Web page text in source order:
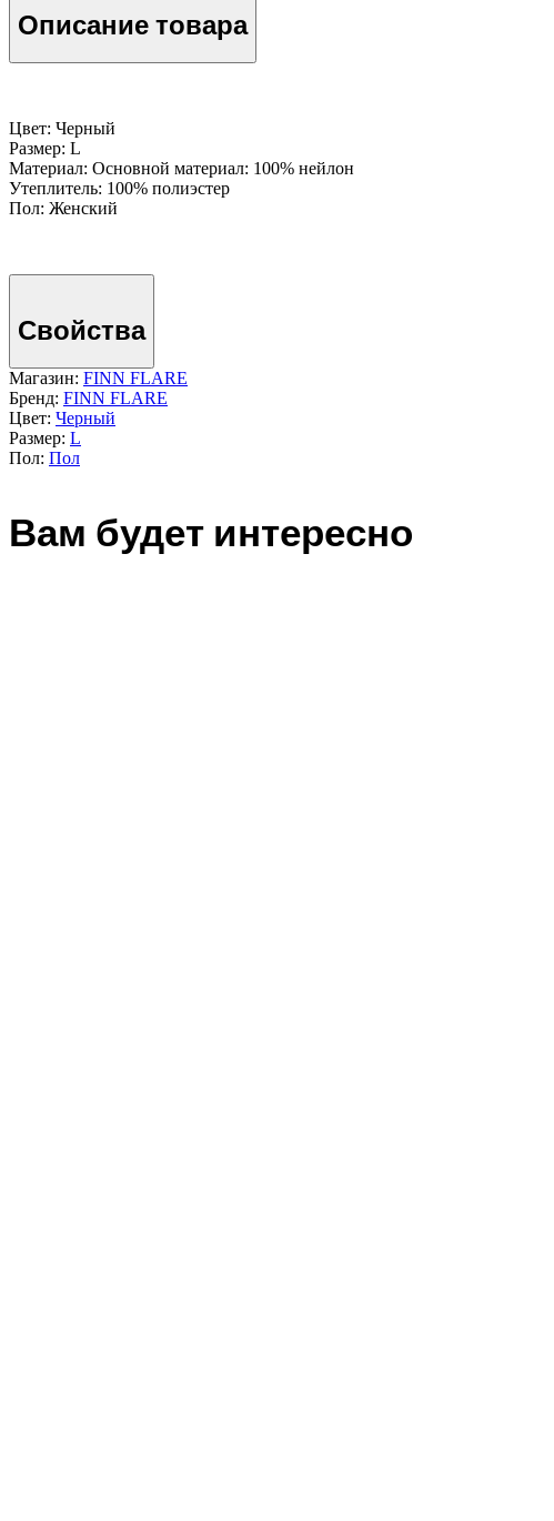
Описание товара
Цвет: Черный
Размер: L
Материал: Основной материал: 100% нейлон
Утеплитель: 100% полиэстер
Пол: Женский
Свойства
Магазин: FINN FLARE
Бренд: FINN FLARE
Цвет: Черный
Размер: L
Пол: Пол
Вам будет интересно